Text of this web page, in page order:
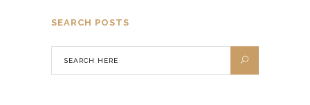
SEARCH POSTS